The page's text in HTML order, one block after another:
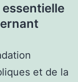
et de la